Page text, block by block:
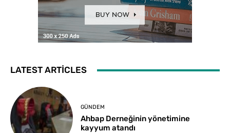
LATEST ARTICLES
GÜNDEM
Ahbap Derneğinin yönetimine
kayyum atandı